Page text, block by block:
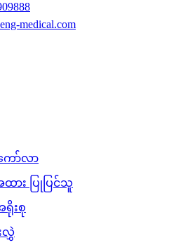
medical.com
ော်လာ
း ပြုပြင်သူ
ရိုးစု
လွှဲ